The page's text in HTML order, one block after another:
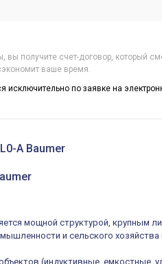
вы получите счет-договор, который
ваше время.
исключительно по заявке на
A Baumer
мощной структурой, крупным
и сельского хозяйства
(индуктивные, емкостные,